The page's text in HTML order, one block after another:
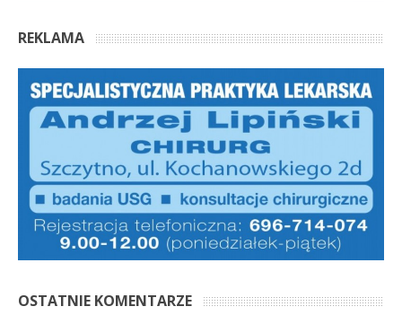
REKLAMA
OSTATNIE KOMENTARZE